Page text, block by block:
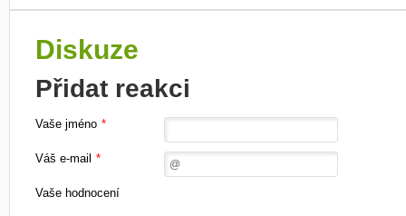
Diskuze
Přidat reakci
Vaše jméno *
Váš e-mail *
Vaše hodnocení